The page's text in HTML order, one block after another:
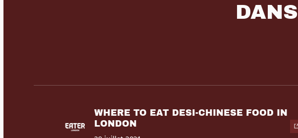
WHERE TO EAT DESI-CHINESE FOOD IN
LONDON